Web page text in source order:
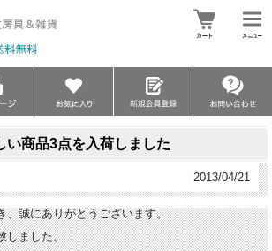
い商品3点を入荷しました
2013/04/21
、誠にありがとうございます。
しました。